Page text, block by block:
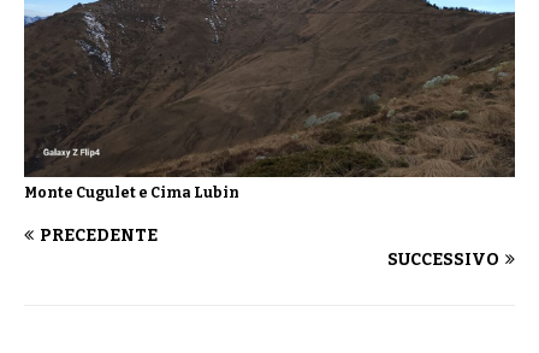
Monte Cugulet e Cima Lubin
PRECEDENTE
SUCCESSIVO